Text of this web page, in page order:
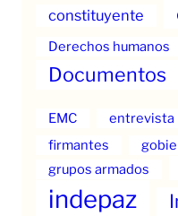
constituyente
Derechos humanos
Documentos
EMC entrevista
firmantes
grupos armados
indepaz